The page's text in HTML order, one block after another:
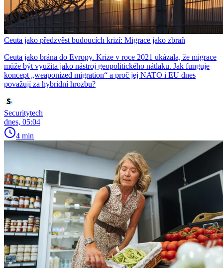
Ceuta jako předzvěst budoucích krizí: Migrace jako zbraň
Ceuta jako brána do Evropy. Krize v roce 2021 ukázala, že migrace
může být využita jako nástroj geopolitického nátlaku. Jak funguje
koncept „weaponized migration“ a proč jej NATO i EU dnes
považují za hybridní hrozbu?
Securitytech
dnes, 05:04
4 min